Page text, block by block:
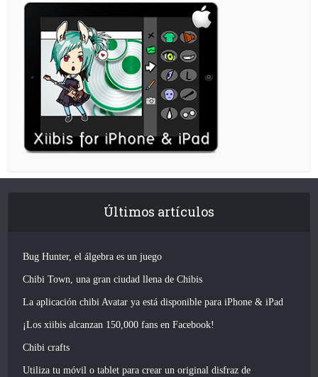
Últimos artículos
Bug Hunter, el álgebra es un juego
Chibi Town, una gran ciudad llena de Chibis
La aplicación chibi Avatar ya está disponible para iPhone & iPad
¡Los xiibis alcanzan 150,000 fans en Facebook!
Chibi crafts
Utiliza tu móvil o tablet para crear un original disfraz de